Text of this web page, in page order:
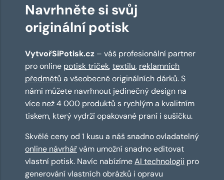
Navrhněte si svůj
originální potisk
VytvořSiPotisk.cz – váš profesionální partner
pro online potisk triček,textilu, reklamních
předmětů a všeobecně originálních dárků. S
námi můžete navrhnout jedinečný design na
více než 4 000 produktů s rychlým a kvalitním
tiskem, který vydrží opakované praní i sušičku.
Skvělé ceny od 1 kusu a náš snadno ovladatelný
online návrhářvám umožní snadno editovat
vlastní potisk. Navíc nabízímeAI technologii pro
generování vlastních obrázků i opravu